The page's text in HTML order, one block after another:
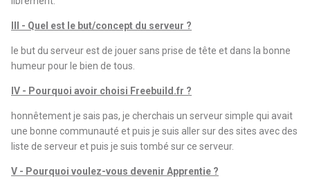
III - Quel est le but/concept du serveur ?
le but du serveur est de jouer sans prise de tête et dans la bonne
humeur pour le bien de tous.
IV - Pourquoi avoir choisi Freebuild.fr ?
honnêtement je sais pas, je cherchais un serveur simple qui avait
une bonne communauté et puis je suis aller sur des sites avec des
liste de serveur et puis je suis tombé sur ce serveur.
V - Pourquoi voulez-vous devenir Apprentie ?